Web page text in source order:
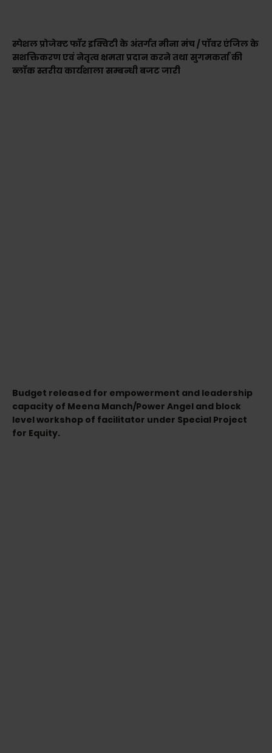
स्पेशल प्रोजेक्ट फॉर इक्विटी के अंतर्गत मीना मंच / पॉवर एंजिल के
सशक्तिकरण एवं नेतृत्व क्षमता प्रदान करने तथा सुगमकर्ता की
ब्लॉक स्तरीय कार्यशाला सम्बन्धी बजट जारी
Budget released for empowerment and leadership
capacity of Meena Manch/Power Angel and block
level workshop of facilitator under Special Project
for Equity.